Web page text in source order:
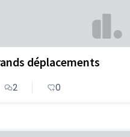
déplacements
2 0